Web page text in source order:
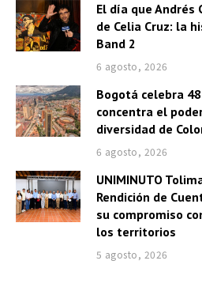
El día que Andrés
de Celia Cruz: la
Band 2
6 agosto, 2026
Bogotá celebra
concentra el
diversidad de
6 agosto, 2026
UNIMINUTO
Rendición de
su compromiso
los territorios
5 agosto, 2026